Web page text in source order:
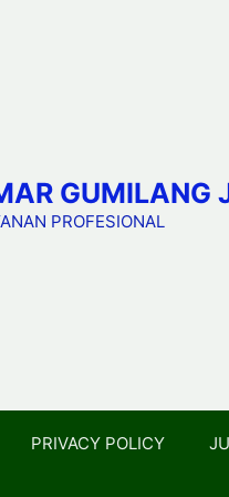
GUMILANG
PROFESIONAL
PRIVACY POLICY